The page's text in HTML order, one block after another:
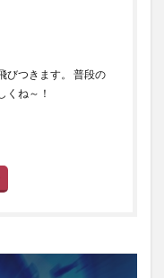
びつきます。 普段の
くね～！